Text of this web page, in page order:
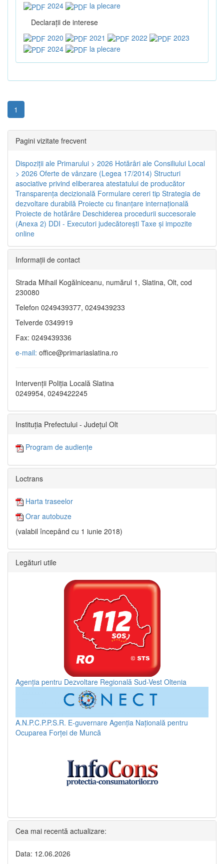
2024
la plecare
Declaraţii de interese
2020
2021 2022
2023
2024
la plecare
1
Pagini vizitate frecvent
Dispoziţii ale Primarului > 2026 Hotărâri ale Consiliului Local
> 2026 Oferte de vânzare (Legea 17/2014) Structuri
asociative privind eliberarea atestatului de producător
Transparenţa decizională Formulare cereri tip Strategia de
dezvoltare durabilă Proiecte cu finanţare internaţională
Proiecte de hotărâre Deschiderea procedurii succesorale
(Anexa 2) DDI - Executori judecătorești Taxe şi impozite
online
Informaţii de contact
Strada Mihail Kogălniceanu, numărul 1, Slatina, Olt, cod
230080
Telefon 0249439377, 0249439233
Telverde 0349919
Fax: 0249439336
e-mail: office@primariaslatina.ro
Intervenții Poliția Locală Slatina
0249954, 0249422245
Instituția Prefectului - Județul Olt
Program de audiențe
Loctrans
Harta traseelor
Orar autobuze
(valabil începând cu 1 iunie 2018)
Legături utile
Agenția pentru Dezvoltare Regională Sud-Vest Oltenia
A.N.P.C.P.P.S.R. E-guvernare Agenția Națională pentru
Ocuparea Forței de Muncă
Cea mai recentă actualizare:
Data: 12.06.2026